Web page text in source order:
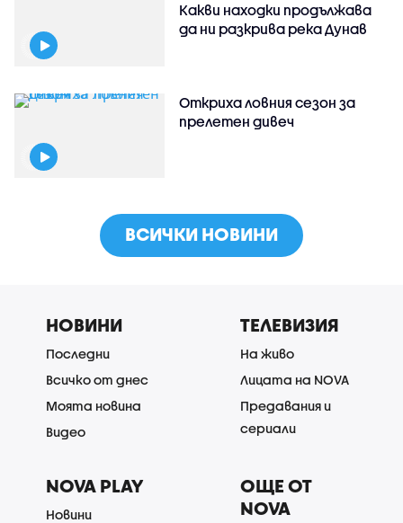
Какви находки продължава
да ни разкрива река Дунав
Откриха ловния сезон за
прелетен дивеч
ВСИЧКИ НОВИНИ
НОВИНИ
Последни
Всичко от днес
Моята новина
Видео
ТЕЛЕВИЗИЯ
На живо
Лицата на NOVA
Предавания и
сериали
NOVA PLAY
Новини
ОЩЕ ОТ
NOVA